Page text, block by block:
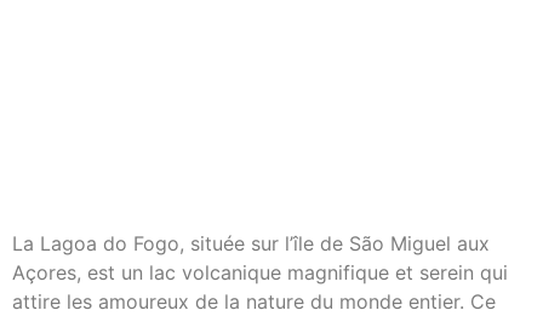
La Lagoa do Fogo, située sur l’île de São Miguel aux
Açores, est un lac volcanique magnifique et serein qui
attire les amoureux de la nature du monde entier. Ce